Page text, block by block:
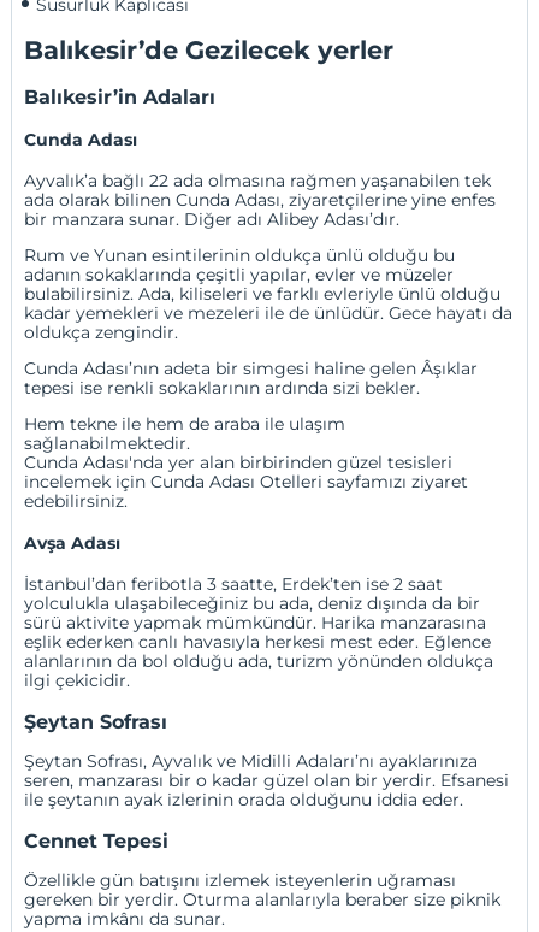
Susurluk Kaplıcası
Balıkesir’de Gezilecek yerler
Balıkesir’in Adaları
Cunda Adası
Ayvalık’a bağlı 22 ada olmasına rağmen yaşanabilen tek
ada olarak bilinen Cunda Adası, ziyaretçilerine yine enfes
bir manzara sunar. Diğer adı Alibey Adası’dır.
Rum ve Yunan esintilerinin oldukça ünlü olduğu bu
adanın sokaklarında çeşitli yapılar, evler ve müzeler
bulabilirsiniz. Ada, kiliseleri ve farklı evleriyle ünlü olduğu
kadar yemekleri ve mezeleri ile de ünlüdür. Gece hayatı da
oldukça zengindir.
Cunda Adası’nın adeta bir simgesi haline gelen Âşıklar
tepesi ise renkli sokaklarının ardında sizi bekler.
Hem tekne ile hem de araba ile ulaşım
sağlanabilmektedir.
Cunda Adası'nda yer alan birbirinden güzel tesisleri
incelemek içinCunda Adası Otelleri sayfamızı ziyaret
edebilirsiniz.
Avşa Adası
İstanbul’dan feribotla 3 saatte, Erdek’ten ise 2 saat
yolculukla ulaşabileceğiniz bu ada, deniz dışında da bir
sürü aktivite yapmak mümkündür. Harika manzarasına
eşlik ederken canlı havasıyla herkesi mest eder. Eğlence
alanlarının da bol olduğu ada, turizm yönünden oldukça
ilgi çekicidir.
Şeytan Sofrası
Şeytan Sofrası, Ayvalık ve Midilli Adaları’nı ayaklarınıza
seren, manzarası bir o kadar güzel olan bir yerdir. Efsanesi
ile şeytanın ayak izlerinin orada olduğunu iddia eder.
Cennet Tepesi
Özellikle gün batışını izlemek isteyenlerin uğraması
gereken bir yerdir. Oturma alanlarıyla beraber size piknik
yapma imkânı da sunar.